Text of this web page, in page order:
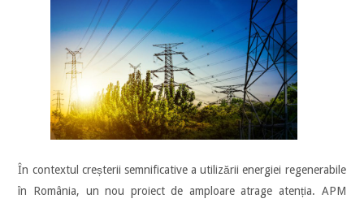
În contextul creșterii semnificative a utilizării energiei regenerabile
în România, un nou proiect de amploare atrage atenția. APM